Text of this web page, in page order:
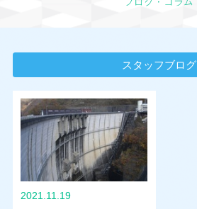
スタッフブログ
2021.11.19